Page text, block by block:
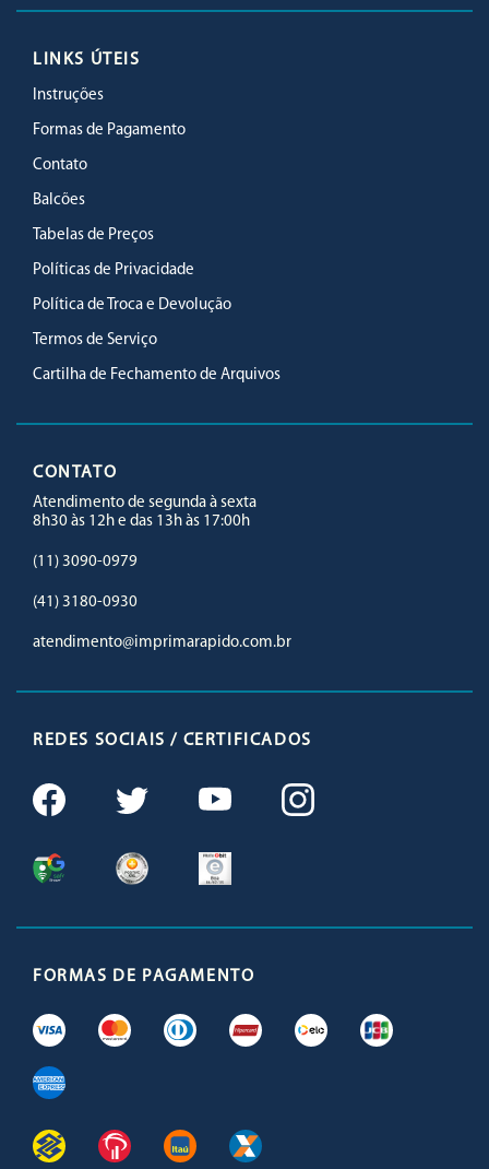
LINKS ÚTEIS
Instruções
Formas de Pagamento
Contato
Balcões
Tabelas de Preços
Políticas de Privacidade
Política de Troca e Devolução
Termos de Serviço
Cartilha de Fechamento de Arquivos
CONTATO
Atendimento de segunda à sexta
8h30 às 12h e das 13h às 17:00h
(11) 3090-0979
(41) 3180-0930
atendimento@imprimarapido.com.br
REDES SOCIAIS / CERTIFICADOS
FORMAS DE PAGAMENTO